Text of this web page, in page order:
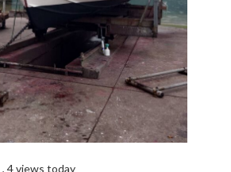
, 4 views today